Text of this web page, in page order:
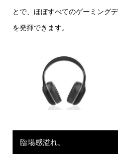
とで、ほぼすべてのゲーミング
を発揮できます。
臨場感溢れ。